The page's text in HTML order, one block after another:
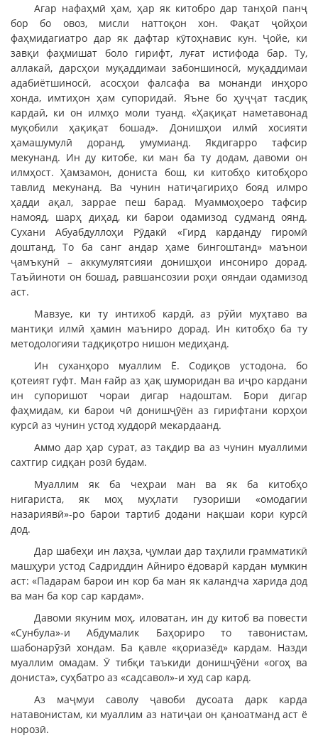
Агар нафаҳмӣ ҳам, ҳар як китобро дар танҳоӣ панҷ
бор бо овоз, мисли наттоқон хон. Фақат ҷойҳои
фаҳмидагиатро дар як дафтар кӯтоҳнавис кун. Ҷойе, ки
завқи фаҳмишат боло гирифт, луғат истифода бар. Ту,
аллакай, дарсҳои муқаддимаи забоншиносӣ, муқаддимаи
адабиётшиносӣ, асосҳои фалсафа ва монанди инҳоро
хонда, имтиҳон ҳам супоридаӣ. Яъне бо ҳуҷҷат тасдиқ
кардаӣ, ки он илмҳо моли туанд. «Ҳақиқат наметавонад
муқобили ҳақиқат бошад». Донишҳои илмӣ хосияти
ҳамашумулӣ доранд, умумианд. Якдигарро тафсир
мекунанд. Ин ду китобе, ки ман ба ту додам, давоми он
илмҳост. Ҳамзамон, дониста бош, ки китобҳо китобҳоро
тавлид мекунанд. Ва чунин натиҷагириҳо бояд илмро
ҳадди ақал, заррае пеш барад. Муаммоҳоеро тафсир
намояд, шарҳ диҳад, ки барои одамизод судманд оянд.
Сухани Абуабдуллоҳи Рӯдакӣ «Гирд карданду гиромӣ
доштанд, То ба санг андар ҳаме бингоштанд» маънои
ҷамъкунӣ – аккумулятсияи донишҳои инсониро дорад.
Таъйиноти он бошад, равшансозии роҳи ояндаи одамизод
аст.
Мавзуе, ки ту интихоб кардӣ, аз рӯйи муҳтаво ва
мантиқи илмӣ ҳамин маъниро дорад. Ин китобҳо ба ту
методологияи тадқиқотро нишон медиҳанд.
Ин суханҳоро муаллим Ё. Содиқов устодона, бо
қотеият гуфт. Ман ғайр аз ҳақ шуморидан ва иҷро кардани
ин супоришот чораи дигар надоштам. Бори дигар
фаҳмидам, ки барои чӣ донишҷӯён аз гирифтани корҳои
курсӣ аз чунин устод худдорӣ мекардаанд.
Аммо дар ҳар сурат, аз тақдир ва аз чунин муаллими
сахтгир сидқан розӣ будам.
Муаллим як ба чеҳраи ман ва як ба китобҳо
нигариста, як моҳ муҳлати гузориши «омодагии
назариявӣ»-ро барои тартиб додани нақшаи кори курсӣ
дод.
Дар шабеҳи ин лаҳза, ҷумлаи дар таҳлили грамматикӣ
машҳури устод Садриддин Айниро ёдоварӣ кардан мумкин
аст: «Падарам барои ин кор ба ман як каландча харида дод
ва ман ба кор сар кардам».
Давоми якуним моҳ, иловатан, ин ду китоб ва повести
«Сунбула»-и Абдумалик Баҳориро то тавонистам,
шабонарӯзӣ хондам. Ба қавле «қориазёд» кардам. Назди
муаллим омадам. Ӯ тибқи таъкиди донишҷӯёни «огоҳ ва
дониста», суҳбатро аз «садсавол»-и худ сар кард.
Аз маҷмуи саволу ҷавоби дусоата дарк карда
натавонистам, ки муаллим аз натиҷаи он қаноатманд аст ё
норозӣ.